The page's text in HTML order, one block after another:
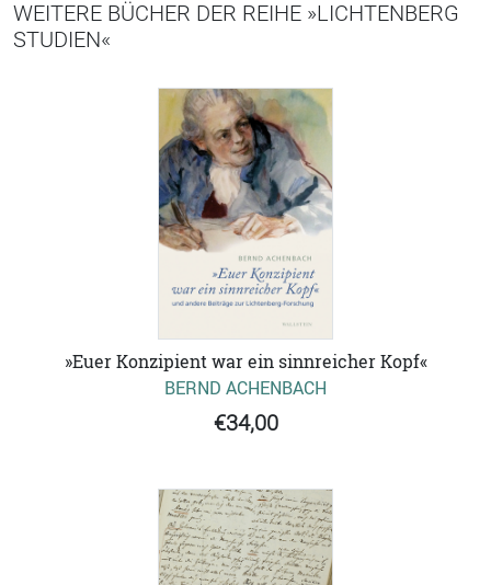
WEITERE BÜCHER DER REIHE »LICHTENBERG
STUDIEN«
»Euer Konzipient war ein sinnreicher Kopf«
BERND ACHENBACH
€34,00